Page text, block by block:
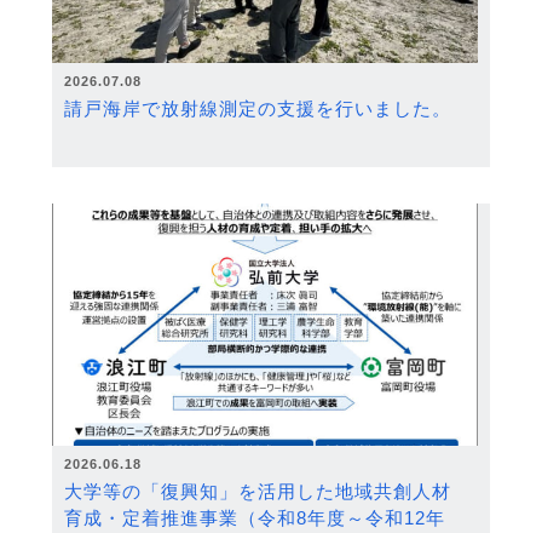
2026.07.08
請戸海岸で放射線測定の支援を行いました。
2026.06.18
大学等の「復興知」を活用した地域共創人材
育成・定着推進事業（令和8年度～令和12年